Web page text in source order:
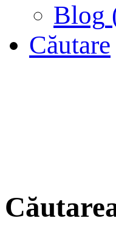
Blog
Căutare